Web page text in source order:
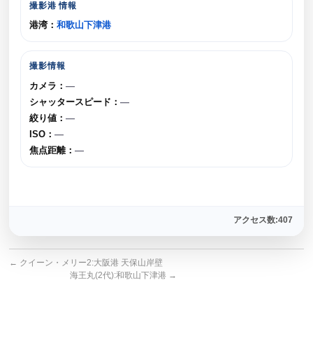
撮影港 情報
港湾：和歌山下津港
撮影情報
カメラ：—
シャッタースピード：—
絞り値：—
ISO：—
焦点距離：—
アクセス数:407
← クイーン・メリー2:大阪港 天保山岸壁
海王丸(2代):和歌山下津港 →